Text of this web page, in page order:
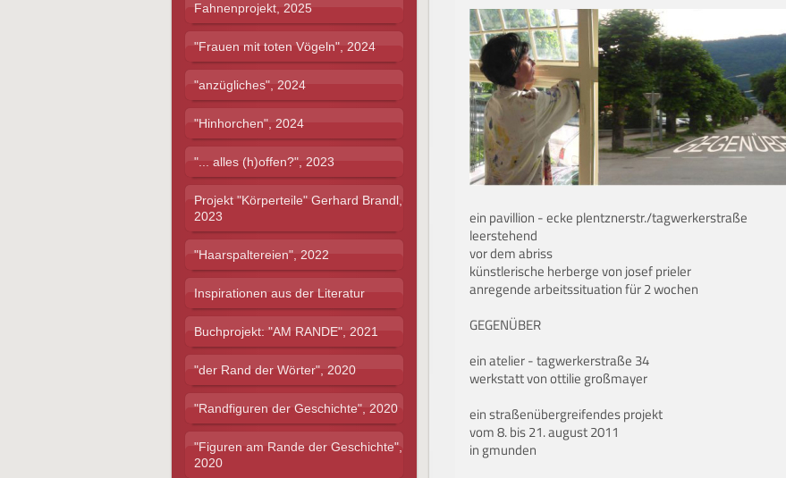
ein pavillion - ecke plentznerstr./tagwerkerstraße
leerstehend
vor dem abriss
künstlerische herberge von josef prieler
anregende arbeitssituation für 2 wochen
GEGENÜBER
ein atelier - tagwerkerstraße 34
werkstatt von ottilie großmayer
ein straßenübergreifendes projekt
vom 8. bis 21. august 2011
in gmunden
Fahnenprojekt, 2025
"Frauen mit toten Vögeln", 2024
"anzügliches", 2024
"Hinhorchen", 2024
"... alles (h)offen?", 2023
Projekt "Körperteile" Gerhard Brandl,
2023
"Haarspaltereien", 2022
Inspirationen aus der Literatur
Buchprojekt: "AM RANDE", 2021
"der Rand der Wörter", 2020
"Randfiguren der Geschichte", 2020
"Figuren am Rande der Geschichte",
2020